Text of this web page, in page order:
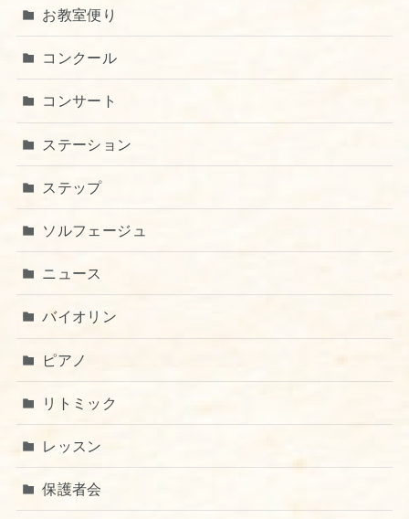
お教室便り
コンクール
コンサート
ステーション
ステップ
ソルフェージュ
ニュース
バイオリン
ピアノ
リトミック
レッスン
保護者会